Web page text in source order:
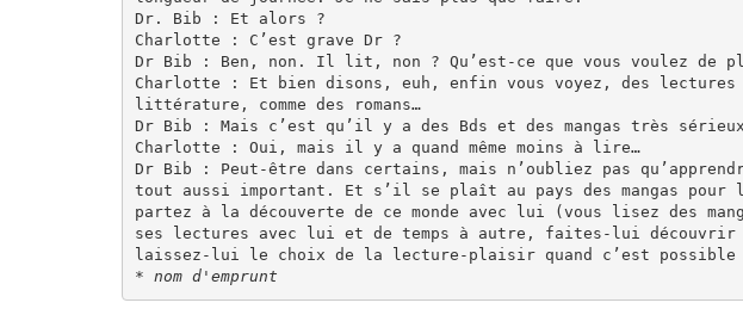
Dr. Bib : Et alors ?
Charlotte : C’est grave Dr ?
Dr Bib : Ben, non. Il lit, non ? Qu’est-ce que vous voulez de
Charlotte : Et bien disons, euh, enfin vous voyez, des
littérature, comme des romans…
Dr Bib : Mais c’est qu’il y a des Bds et des mangas très
Charlotte : Oui, mais il y a quand même moins à lire…
Dr Bib : Peut-être dans certains, mais n’oubliez pas
tout aussi important. Et s’il se plaît au pays des mangas pour
partez à la découverte de ce monde avec lui (vous lisez des
ses lectures avec lui et de temps à autre, faites-lui découvrir
* nom d'emprunt